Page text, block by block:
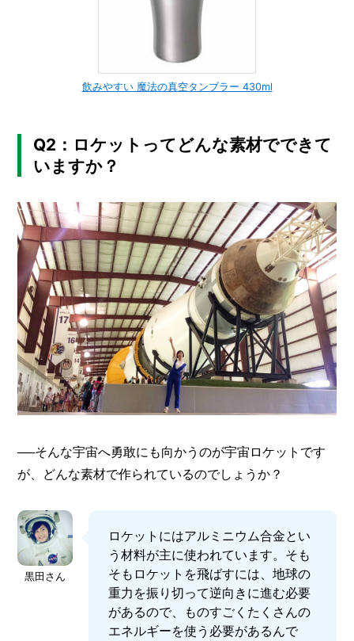
飲みやすい 魔法の真空タンブラー 430ml
Q2：ロケットってどんな素材でできて
いますか？
──そんな宇宙へ勇敢にも向かうのが宇宙ロケットです
が、どんな素材で作られているのでしょうか？
黒田さん
ロケットにはアルミニウム合金とい
う材料が主に使われています。そも
そもロケットを飛ばすには、地球の
重力を振り切って逆向きに進む必要
があるので、ものすごくたくさんの
エネルギーを使う必要があるんで